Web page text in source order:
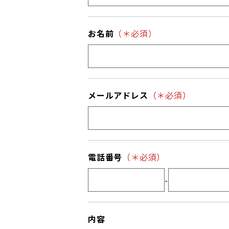
お名前 （＊必須）
メールアドレス （＊必須）
電話番号 （＊必須）
-
内容